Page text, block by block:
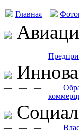
Главная
— — — — —
— —
— —
—
— — —
— — —